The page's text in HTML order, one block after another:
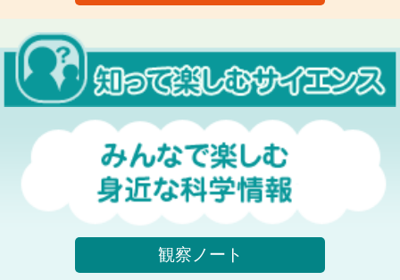
観察ノート